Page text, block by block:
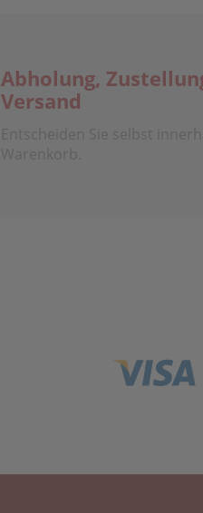
Abholung,
Versand
Entscheiden Sie selbst
Warenkorb.